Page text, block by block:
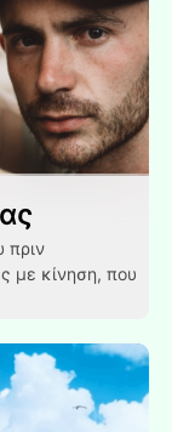
πριν
με κίνηση, που